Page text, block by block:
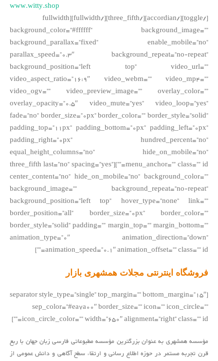
www.witty.shop
[/toggle][/accordian][/three_fifth][/fullwidth][fullwidth
background_color=”#ffffff” background_image=””
background_parallax=”fixed” enable_mobile=”no”
parallax_speed=”0.3″ background_repeat=”no-repeat”
background_position=”left top” video_url=””
video_aspect_ratio=”16:9″ video_webm=”” video_mp4=””
video_ogv=”” video_preview_image=”” overlay_color=””
overlay_opacity=”0.5″ video_mute=”yes” video_loop=”yes”
fade=”no” border_size=”0px” border_color=”” border_style=”solid”
padding_top=”11px” padding_bottom=”0px” padding_left=”0px”
padding_right=”0px” hundred_percent=”no”
equal_height_columns=”no” hide_on_mobile=”no”
menu_anchor=”” class=”” id=””][three_fifth last=”no” spacing=”yes”
center_content=”no” hide_on_mobile=”no” background_color=””
background_image=”” background_repeat=”no-repeat”
background_position=”left top” hover_type=”none” link=””
border_position=”all” border_size=”0px” border_color=””
border_style=”solid” padding=”” margin_top=”” margin_bottom=””
animation_type=”0″ animation_direction=”down”
animation_speed=”0.1″ animation_offset=”” class=”” id=””]
فروشگاه اینترنتی مجلات همشهری بازار
[separator style_type=”single” top_margin=”” bottom_margin=”15″
sep_color=”#ea7a00″ border_size=”” icon=”” icon_circle=””
icon_circle_color=”” width=”650″ alignment=”right” class=”” id=””]
مؤسسه همشهری به عنوان بزرگترین مؤسسه مطبوعاتی فارسی زبان جهان با ربع
قرن تجربه مستمر در حوزه اطلاع رسانی و ارتقاء سطح آگاهی و دانش عمومی از